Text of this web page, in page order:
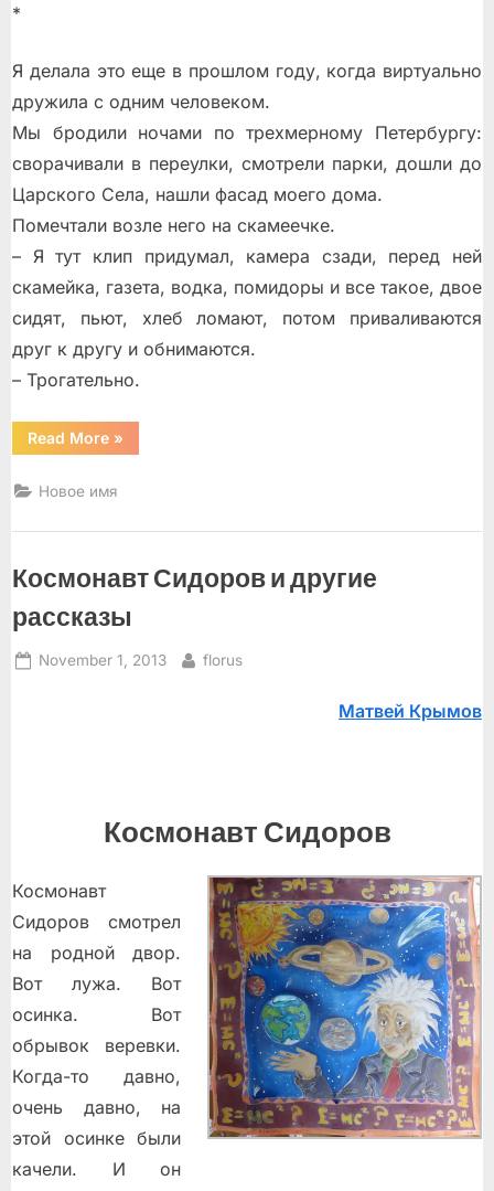
*
Я делала это еще в прошлом году, когда виртуально
дружила с одним человеком.
Мы бродили ночами по трехмерному Петербургу:
сворачивали в переулки, смотрели парки, дошли до
Царского Села, нашли фасад моего дома.
Помечтали возле него на скамеечке.
– Я тут клип придумал, камера сзади, перед ней
скамейка, газета, водка, помидоры и все такое, двое
сидят, пьют, хлеб ломают, потом приваливаются
друг к другу и обнимаются.
– Трогательно.
Read More“Осенние
истории”
»
Новое имя
Космонавт Сидоров и другие
рассказы
Posted
November 1, 2013 By
florus
Матвей Крымов
Космонавт Сидоров
Космонавт
Сидоров смотрел
на родной двор.
Вот лужа. Вот
осинка. Вот
обрывок веревки.
Когда-то давно,
очень давно, на
этой осинке были
качели. И он